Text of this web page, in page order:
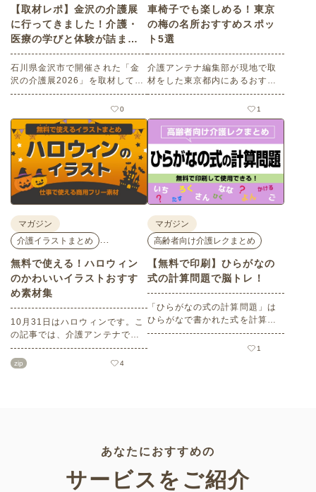
【取材レポ】金沢の介護展
に行ってきました！介護・
医療の学びと体験が詰まっ
た1日。
石川県金沢市で開催された「金
沢の介護展2026」を取材してき
ました。医師による人気講演か
ら、気軽に参加できるミニ講
座、体験型の企業ブースまで、
介護・医療・健康の“学び・体
験・相談”が一度にできる、見ど
ころ満載のイベントの様子をレ
ポートします。
0
車椅子でも楽しめる！東京
の梅の名所おすすめスポッ
ト5選
介護アンテナ編集部が現地で取
材をした東京都内にあるおすす
めの梅の名所を５選紹介しま
す。見どころはもちろんのこと
バリアフリーの設備面について
も紹介しているので、介護施設
などでの外出アクティビティの
事前チェックの際にぜひ参考に
してください。
1
マガジン
介護イラストまとめ
無料で使える！ハロウィン
のかわいいイラストおすす
め素材集
10月31日はハロウィンです。こ
の記事では、介護アンテナで扱
う高齢者向けイラスト素材か
ら、ハロウィンにちなんだおば
zip 4
マガジン
高齢者向け介護レクまとめ
【無料で印刷】ひらがなの
式の計算問題で脳トレ！
「ひらがなの式の計算問題」は
ひらがなで書かれた式を計算す
る問題です。想像力やワーキン
グメモリのトレーニングとして
1
あなたにおすすめの
サービスをご紹介